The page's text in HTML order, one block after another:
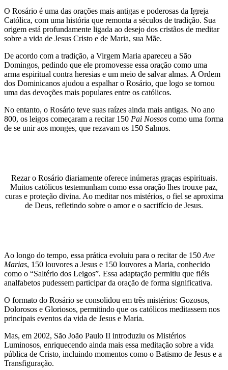
O Rosário é uma das orações mais antigas e poderosas da Igreja
Católica, com uma história que remonta a séculos de tradição. Sua
origem está profundamente ligada ao desejo dos cristãos de meditar
sobre a vida de Jesus Cristo e de Maria, sua Mãe.
De acordo com a tradição, a Virgem Maria apareceu a São
Domingos, pedindo que ele promovesse essa oração como uma
arma espiritual contra heresias e um meio de salvar almas. A Ordem
dos Dominicanos ajudou a espalhar o Rosário, que logo se tornou
uma das devoções mais populares entre os católicos.
No entanto, o Rosário teve suas raízes ainda mais antigas. No ano
800, os leigos começaram a recitar 150 Pai Nossos como uma forma
de se unir aos monges, que rezavam os 150 Salmos.
Rezar o Rosário diariamente oferece inúmeras graças espirituais.
Muitos católicos testemunham como essa oração lhes trouxe paz,
curas e proteção divina. Ao meditar nos mistérios, o fiel se aproxima
de Deus, refletindo sobre o amor e o sacrifício de Jesus.
Ao longo do tempo, essa prática evoluiu para o recitar de 150 Ave
Marias, 150 louvores a Jesus e 150 louvores a Maria, conhecido
como o “Saltério dos Leigos”. Essa adaptação permitiu que fiéis
analfabetos pudessem participar da oração de forma significativa.
O formato do Rosário se consolidou em três mistérios: Gozosos,
Dolorosos e Gloriosos, permitindo que os católicos meditassem nos
principais eventos da vida de Jesus e Maria.
Mas, em 2002, São João Paulo II introduziu os Mistérios
Luminosos, enriquecendo ainda mais essa meditação sobre a vida
pública de Cristo, incluindo momentos como o Batismo de Jesus e a
Transfiguração.